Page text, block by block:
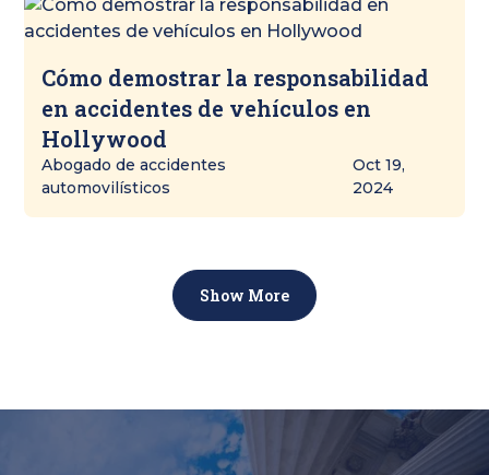
Cómo demostrar la responsabilidad
en accidentes de vehículos en
Hollywood
Abogado de accidentes
automovilísticos
Oct 19,
2024
Show More